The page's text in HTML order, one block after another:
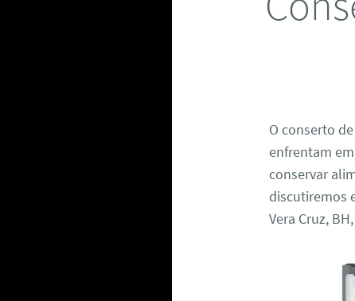
O conserto
enfrentam
conservar
discutiremos
Vera Cruz,